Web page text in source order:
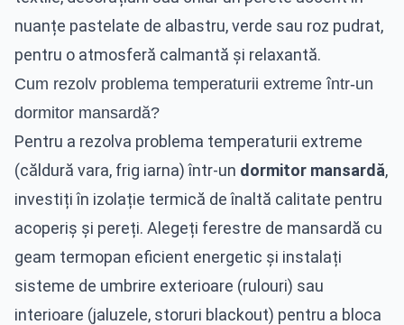
nuanțe pastelate de albastru, verde sau roz pudrat,
pentru o atmosferă calmantă și relaxantă.
Cum rezolv problema temperaturii extreme într-un
dormitor mansardă?
Pentru a rezolva problema temperaturii extreme
(căldură vara, frig iarna) într-un dormitor mansardă,
investiți în izolație termică de înaltă calitate pentru
acoperiș și pereți. Alegeți ferestre de mansardă cu
geam termopan eficient energetic și instalați
sisteme de umbrire exterioare (rulouri) sau
interioare (jaluzele, storuri blackout) pentru a bloca